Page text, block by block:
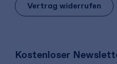
Vertrag widerrufen
Kostenloser